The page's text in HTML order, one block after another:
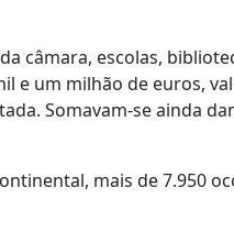
câmara, escolas,
e um milhão de euros,
Somavam-se ainda
mais de 7.950